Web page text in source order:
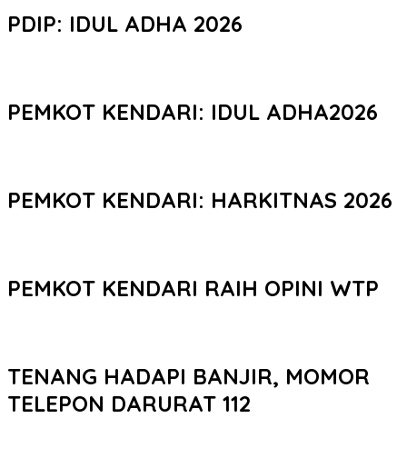
PDIP: IDUL ADHA 2026
PEMKOT KENDARI: IDUL ADHA2026
PEMKOT KENDARI: HARKITNAS 2026
PEMKOT KENDARI RAIH OPINI WTP
TENANG HADAPI BANJIR, MOMOR
TELEPON DARURAT 112